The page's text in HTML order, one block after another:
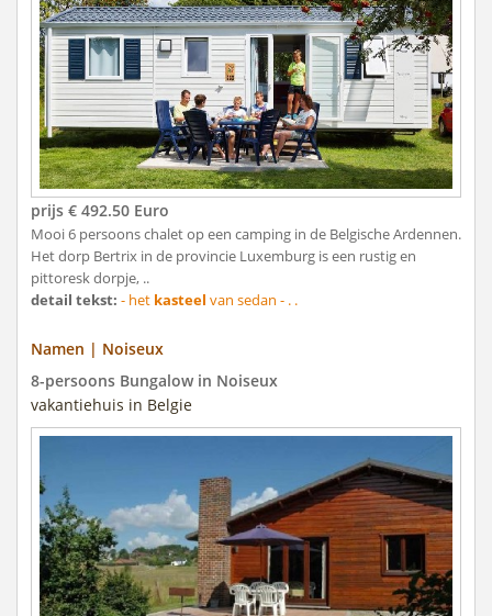
prijs € 492.50 Euro
Mooi 6 persoons chalet op een camping in de Belgische Ardennen.
Het dorp Bertrix in de provincie Luxemburg is een rustig en
pittoresk dorpje, ..
detail tekst: - het kasteel van sedan - . .
Namen | Noiseux
8-persoons Bungalow in Noiseux
vakantiehuis in Belgie